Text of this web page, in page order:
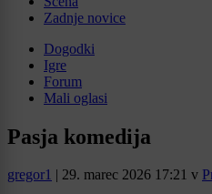
Zadnje novice
Dogodki
Igre
Forum
Mali oglasi
Pasja komedija
gregor1 | 29. marec 2026 17:21 v